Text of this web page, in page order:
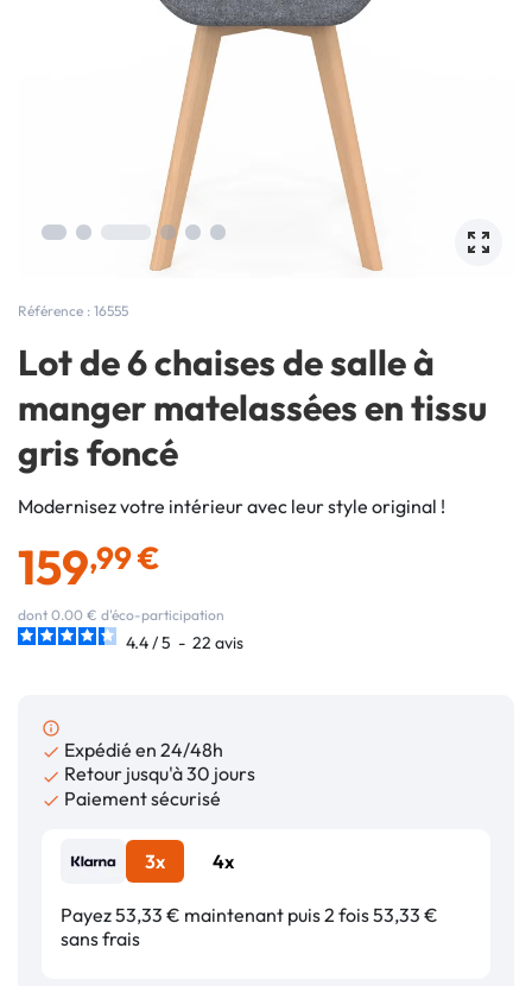
Référence : 16555
Lot de 6 chaises de salle à
manger matelassées en tissu
gris foncé
Modernisez votre intérieur avec leur style original !
159,99 €
dont 0.00 € d'éco-participation
4.4/5 - 22 avis
info_outline
 Expédié en 24/48h
 Retour jusqu'à 30 jours
 Paiement sécurisé
3x 4x
Payez 53,33 € maintenant puis 2 fois 53,33 €
sans frais